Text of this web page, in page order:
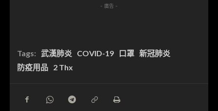
- 廣告 -
Tags: 武漢肺炎 COVID-19 口罩 新冠肺炎
防疫用品 2 Thx